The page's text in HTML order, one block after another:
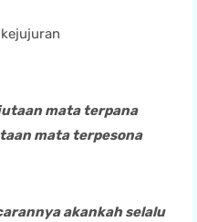
mata terpana
mata terpesona
akankah selalu